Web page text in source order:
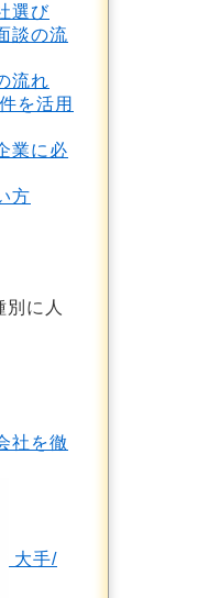
選び
談の流
流れ
を活用
業に必
方
別に人
社を徹
大手/